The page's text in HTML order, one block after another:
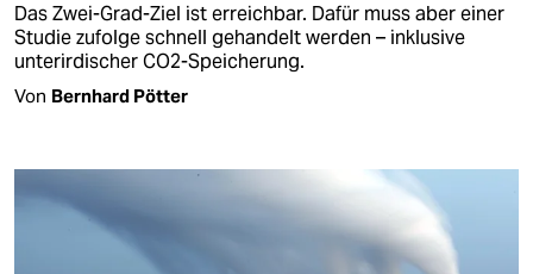
Das Zwei-Grad-Ziel ist erreichbar. Dafür muss aber einer
Studie zufolge schnell gehandelt werden – inklusive
unterirdischer CO2-Speicherung.
Von Bernhard Pötter